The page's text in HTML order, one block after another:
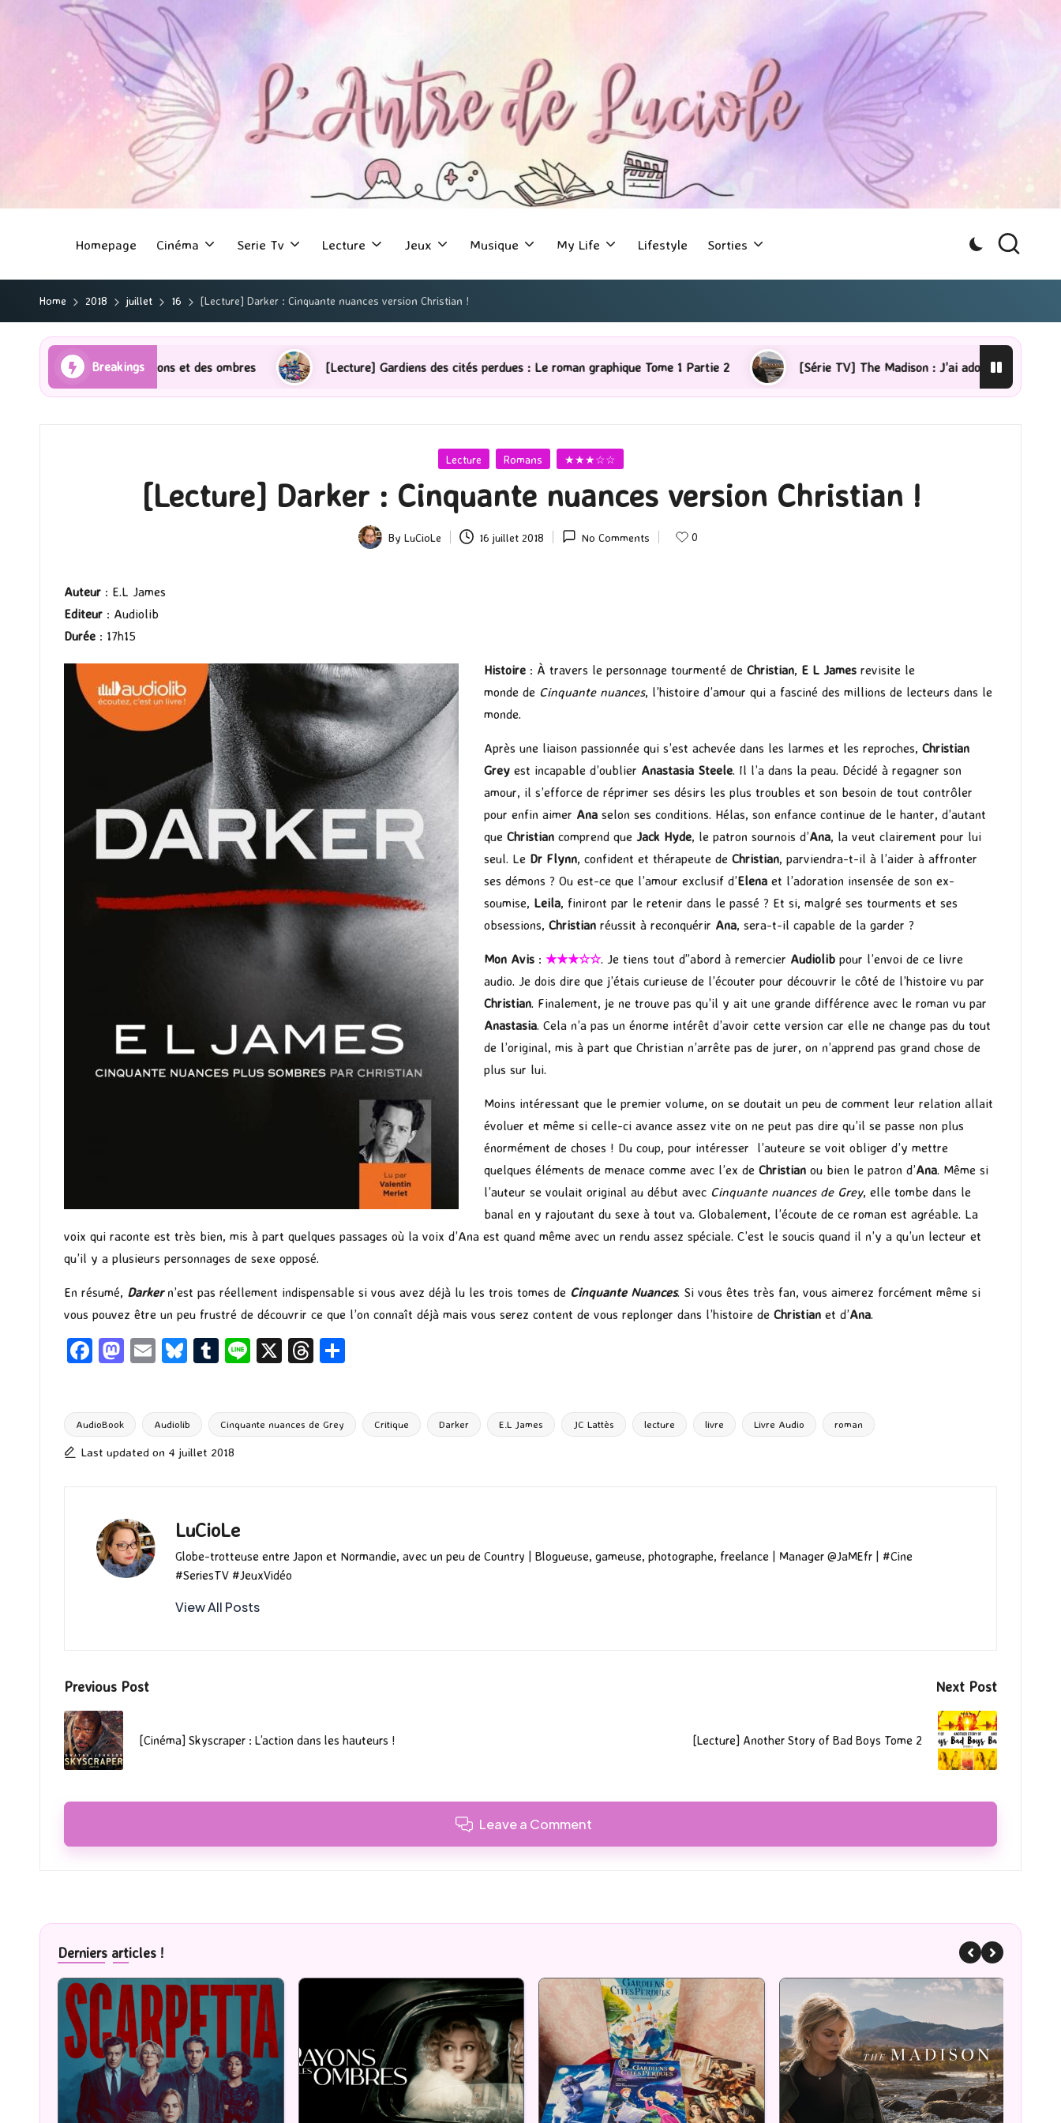
Homepage Cinéma Serie Tv Lecture Jeux Musique My Life Lifestyle Sorties
Home 2018 juillet 16 [Lecture] Darker : Cinquante nuances version Christian !
Breakings
Les Rayons et des ombres [Lecture] Gardiens des cités perdues : Le roman graphique Tome 1 Partie 2 [Série TV] The Madison : J’ai adoré ! [Lecture] La
Posted
Lecture Romans ★★★☆☆
[Lecture] Darker : Cinquante nuances version Christian !
Posted
By LuCioLe 16 juillet 2018 No Comments 0
Auteur : E.L James
Editeur : Audiolib
Durée : 17h15
Histoire : À travers le personnage tourmenté de Christian, E L James revisite le
monde de Cinquante nuances, l’histoire d’amour qui a fasciné des millions de lecteurs dans le
monde.
Après une liaison passionnée qui s’est achevée dans les larmes et les reproches, Christian
Grey est incapable d’oublier Anastasia Steele. Il l’a dans la peau. Décidé à regagner son
amour, il s’efforce de réprimer ses désirs les plus troubles et son besoin de tout contrôler
pour enfin aimer Ana selon ses conditions. Hélas, son enfance continue de le hanter, d’autant
que Christian comprend que Jack Hyde, le patron sournois d’Ana, la veut clairement pour lui
seul. Le Dr Flynn, confident et thérapeute de Christian, parviendra-t-il à l’aider à affronter
ses démons ? Ou est-ce que l’amour exclusif d’Elena et l’adoration insensée de son ex-
soumise, Leila, finiront par le retenir dans le passé ? Et si, malgré ses tourments et ses
obsessions, Christian réussit à reconquérir Ana, sera-t-il capable de la garder ?
Mon Avis : ★★★☆☆. Je tiens tout d”abord à remercier Audiolib pour l’envoi de ce livre
audio. Je dois dire que j’étais curieuse de l’écouter pour découvrir le côté de l’histoire vu par
Christian. Finalement, je ne trouve pas qu’il y ait une grande différence avec le roman vu par
Anastasia. Cela n’a pas un énorme intérêt d’avoir cette version car elle ne change pas du tout
de l’original, mis à part que Christian n’arrête pas de jurer, on n’apprend pas grand chose de
plus sur lui.
Moins intéressant que le premier volume, on se doutait un peu de comment leur relation allait
évoluer et même si celle-ci avance assez vite on ne peut pas dire qu’il se passe non plus
énormément de choses ! Du coup, pour intéresser l’auteure se voit obliger d’y mettre
quelques éléments de menace comme avec l’ex de Christian ou bien le patron d’Ana. Même si
l’auteur se voulait original au début avec Cinquante nuances de Grey, elle tombe dans le
banal en y rajoutant du sexe à tout va. Globalement, l’écoute de ce roman est agréable. La
voix qui raconte est très bien, mis à part quelques passages où la voix d’Ana est quand même avec un rendu assez spéciale. C’est le soucis quand il n’y a qu’un lecteur et
qu’il y a plusieurs personnages de sexe opposé.
En résumé, Darker n’est pas réellement indispensable si vous avez déjà lu les trois tomes de Cinquante Nuances. Si vous êtes très fan, vous aimerez forcément même si
vous pouvez être un peu frustré de découvrir ce que l’on connaît déjà mais vous serez content de vous replonger dans l’histoire de Christian et d’Ana.
Fa
o
o
M
d
o
E
l
Bl
ky
T
bl
r
Li X
T
ds g
Tags:
AudioBook Audiolib Cinquante nuances de Grey Critique Darker E.L James JC Lattès lecture livre Livre Audio roman
Last updated on 4 juillet 2018
LuCioLe
Globe-trotteuse entre Japon et Normandie, avec un peu de Country | Blogueuse, gameuse, photographe, freelance | Manager @JaMEfr | #Cine
#SeriesTV #JeuxVidéo
View All Posts
Post
navigation
Previous Post
[Cinéma] Skyscraper : L’action dans les hauteurs !
Next Post
[Lecture] Another Story of Bad Boys Tome 2
Leave a Comment
Derniers articles !